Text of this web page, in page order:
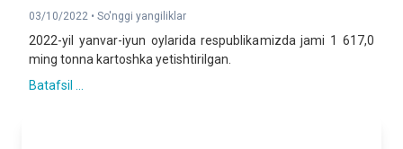
03/10/2022 • So'nggi yangiliklar
2022-yil yanvar-iyun oylarida respublikamizda jami 1 617,0
ming tonna kartoshka yetishtirilgan.
Batafsil ...